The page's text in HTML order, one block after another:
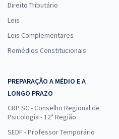
Direito Tributário
Leis
Leis Complementares
Remédios Constitucionais
PREPARAÇÃO A MÉDIO E A
LONGO PRAZO
CRP SC - Conselho Regional de
Psicologia - 12ª Região
SEDF - Professor Temporário